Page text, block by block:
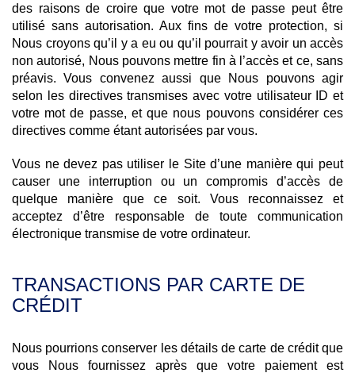
des raisons de croire que votre mot de passe peut être
utilisé sans autorisation. Aux fins de votre protection, si
Nous croyons qu’il y a eu ou qu’il pourrait y avoir un accès
non autorisé, Nous pouvons mettre fin à l’accès et ce, sans
préavis. Vous convenez aussi que Nous pouvons agir
selon les directives transmises avec votre utilisateur ID et
votre mot de passe, et que nous pouvons considérer ces
directives comme étant autorisées par vous.
Vous ne devez pas utiliser le Site d’une manière qui peut
causer une interruption ou un compromis d’accès de
quelque manière que ce soit. Vous reconnaissez et
acceptez d’être responsable de toute communication
électronique transmise de votre ordinateur.
TRANSACTIONS PAR CARTE DE
CRÉDIT
Nous pourrions conserver les détails de carte de crédit que
vous Nous fournissez après que votre paiement est